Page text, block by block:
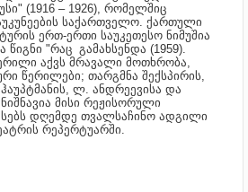
(1916 – 1926), რომელშიც
საქართველო. ქართული
ერთ-ერთი საუკეთესო ნიმუშია
"რაც გამახსენდა (1959).
აქვს მრავალი მოთხრობა,
წერილები; თარგმნა შექსპირის,
ლ. ანდრეევისა და
მისი რეჟისორული
დღემდე თვალსაჩინო ადგილი
რეპერტუარში.